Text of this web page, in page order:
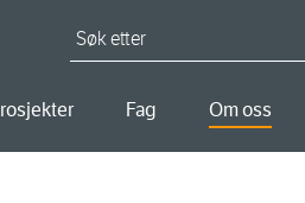
Fag Om oss